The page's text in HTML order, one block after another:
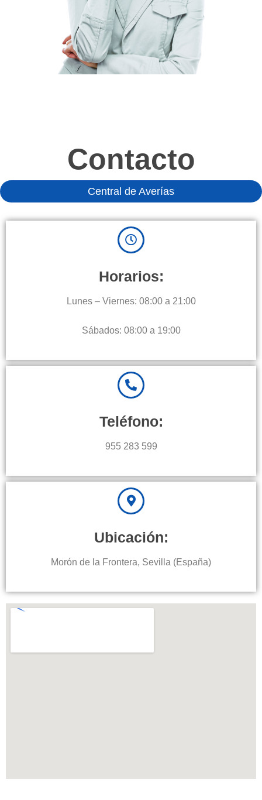
Contacto
Central de Averías
Horarios:
Lunes – Viernes: 08:00 a 21:00
Sábados: 08:00 a 19:00
Teléfono:
955 283 599
Ubicación:
Morón de la Frontera, Sevilla (España)